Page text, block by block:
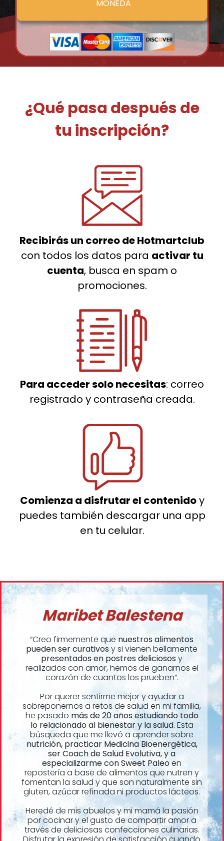
MONEDA
¿Qué pasa después de
tu inscripción?
Recibirás un correo de Hotmartclub
con todos los datos para activar tu
cuenta, busca en spam o
promociones.
Para acceder solo necesitas: correo
registrado y contraseña creada.
Comienza a disfrutar el contenidoy
puedes también descargar una app
en tu celular.
Maribet Balestena
“Creo firmemente que nuestros alimentos
pueden ser curativosy si vienen bellamente
presentados en postres deliciososy
realizados con amor, hemos de ganarnos el
corazón de cuantos los prueben”.
Por querer sentirme mejor y ayudar a
sobreponernos a retos de salud en mi familia,
he pasado más de 20 años estudiando todo
lo relacionado al bienestar y la salud. Esta
búsqueda que me llevó a aprender sobre
nutrición, practicar Medicina Bioenergética,
ser Coach de Salud Evolutiva, y a
especializarme con Sweet Paleoen
repostería a base de alimentos que nutren y
fomentan la salud y que son naturalmente sin
gluten, azúcar refinada ni productos lácteos.
Heredé de mis abuelos y mi mamá la pasión
por cocinar y el gusto de compartir amor a
través de deliciosas confecciones culinarias.